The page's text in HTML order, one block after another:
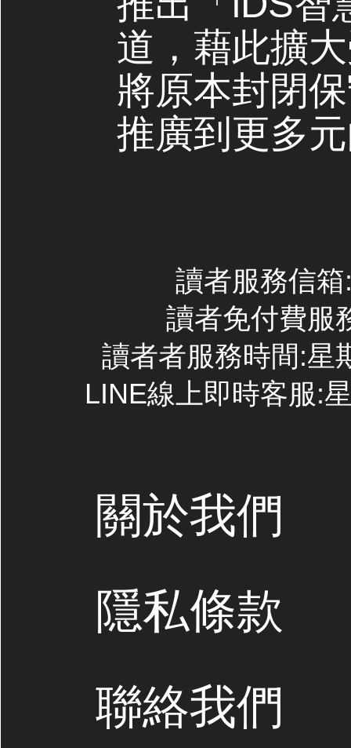
道，藉此擴
將原本封閉
推廣到更多
讀者服務信
讀者免付費服
讀者者服務時間:星
LINE線上即時客服:
關於我們
隱私條款
聯絡我們